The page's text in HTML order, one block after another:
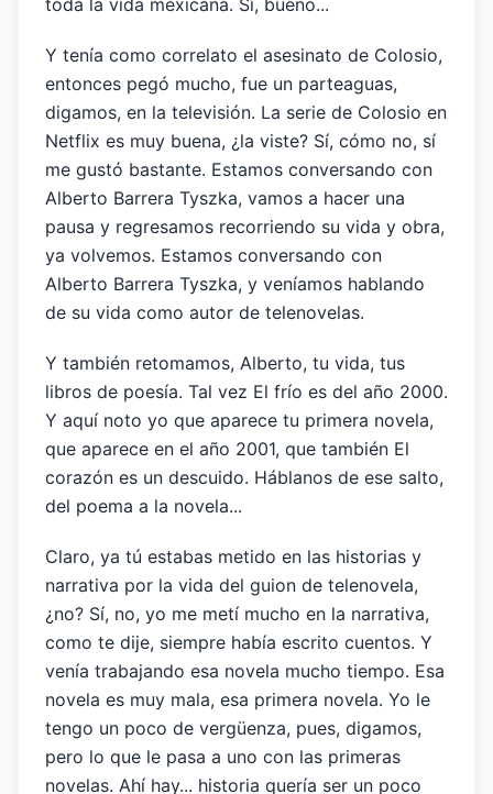
toda la vida mexicana. Sí, bueno...
Y tenía como correlato el asesinato de Colosio,
entonces pegó mucho, fue un parteaguas,
digamos, en la televisión. La serie de Colosio en
Netflix es muy buena, ¿la viste? Sí, cómo no, sí
me gustó bastante. Estamos conversando con
Alberto Barrera Tyszka, vamos a hacer una
pausa y regresamos recorriendo su vida y obra,
ya volvemos. Estamos conversando con
Alberto Barrera Tyszka, y veníamos hablando
de su vida como autor de telenovelas.
Y también retomamos, Alberto, tu vida, tus
libros de poesía. Tal vez El frío es del año 2000.
Y aquí noto yo que aparece tu primera novela,
que aparece en el año 2001, que también El
corazón es un descuido. Háblanos de ese salto,
del poema a la novela...
Claro, ya tú estabas metido en las historias y
narrativa por la vida del guion de telenovela,
¿no? Sí, no, yo me metí mucho en la narrativa,
como te dije, siempre había escrito cuentos. Y
venía trabajando esa novela mucho tiempo. Esa
novela es muy mala, esa primera novela. Yo le
tengo un poco de vergüenza, pues, digamos,
pero lo que le pasa a uno con las primeras
novelas. Ahí hay... historia quería ser un poco